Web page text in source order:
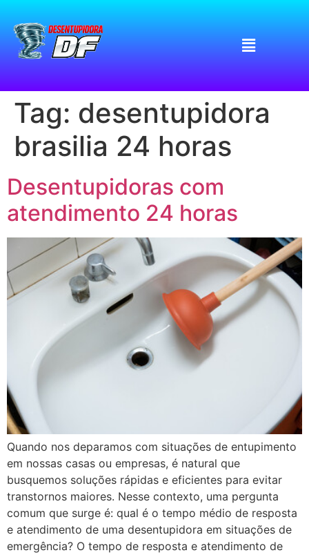
Tag: desentupidora
brasilia 24 horas
Desentupidoras com
atendimento 24 horas
Quando nos deparamos com situações de entupimento
em nossas casas ou empresas, é natural que
busquemos soluções rápidas e eficientes para evitar
transtornos maiores. Nesse contexto, uma pergunta
comum que surge é: qual é o tempo médio de resposta
e atendimento de uma desentupidora em situações de
emergência? O tempo de resposta e atendimento de